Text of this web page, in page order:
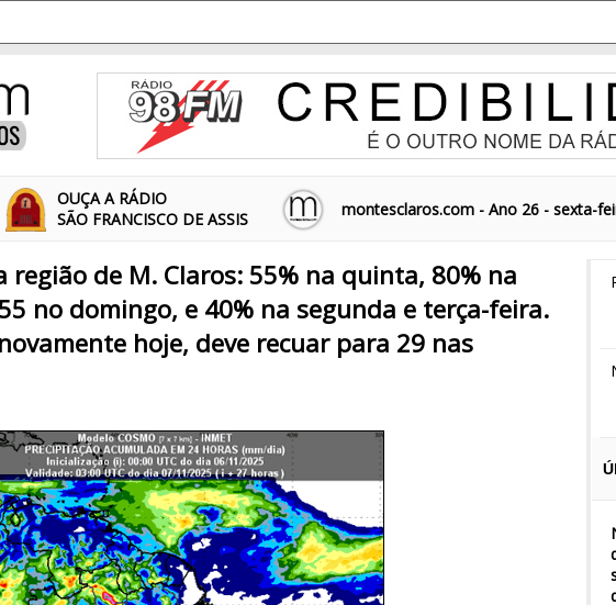
OUÇA A RÁDIO
SÃO FRANCISCO DE ASSIS
montesclaros.com - Ano 26 - sexta-
região de M. Claros: 55% na quinta, 80% na
no domingo, e 40% na segunda e terça-feira.
hoje, deve recuar para 29 nas